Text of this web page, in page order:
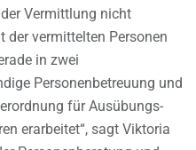
Vermittlung nicht
der vermittelten Personen
in zwei
Personenbetreuung und
für Ausübungs-
erarbeitet“, sagt Viktoria